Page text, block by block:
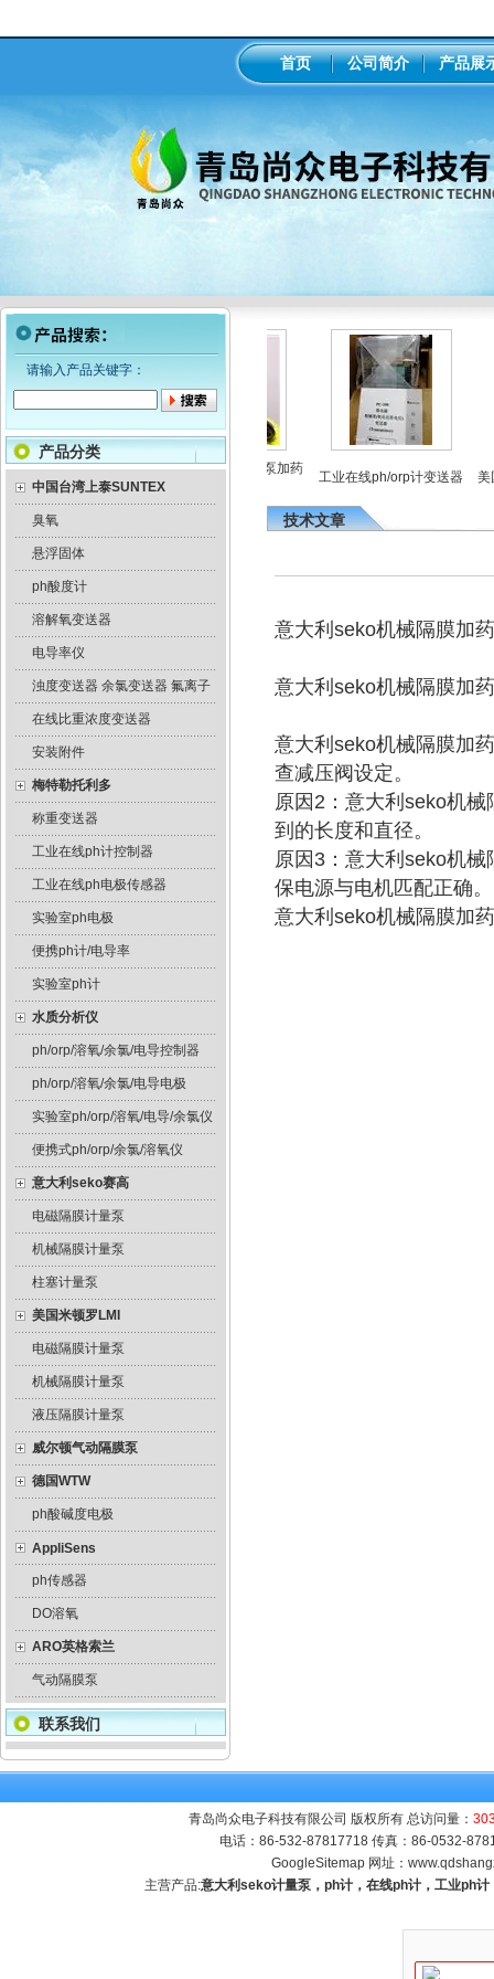
首页 公司简介 产品展
请输入产品关键字：
产品分类
中国台湾上泰SUNTEX
臭氧
悬浮固体
ph酸度计
溶解氧变送器
电导率仪
浊度变送器 余氯变送器 氟离子
在线比重浓度变送器
安装附件
梅特勒托利多
称重变送器
工业在线ph计控制器
工业在线ph电极传感器
实验室ph电极
便携ph计/电导率
实验室ph计
水质分析仪
ph/orp/溶氧/余氯/电导控制器
ph/orp/溶氧/余氯/电导电极
实验室ph/orp/溶氧/电导/余氯仪
便携式ph/orp/余氯/溶氧仪
意大利seko赛高
电磁隔膜计量泵
机械隔膜计量泵
柱塞计量泵
美国米顿罗LMI
电磁隔膜计量泵
机械隔膜计量泵
液压隔膜计量泵
威尔顿气动隔膜泵
德国WTW
ph酸碱度电极
AppliSens
ph传感器
DO溶氧
ARO英格索兰
气动隔膜泵
联系我们
LMI米顿罗电磁隔膜泵加药
工业在线ph/orp计变送器 美国
技术文章
意大利seko机械隔膜加
意大利seko机械隔膜加
意大利seko机械隔膜加
查减压阀设定。
原因2：意大利seko机
到的长度和直径。
原因3：意大利seko机
保电源与电机匹配正确。
意大利seko机械隔膜加
青岛尚众电子科技有限公司 版权所有 总访问量：
电话：86-532-87817718 传真：86-0532-
GoogleSitemap 网址：
主营产品:意大利seko计量泵，ph计，在线ph计，工业ph